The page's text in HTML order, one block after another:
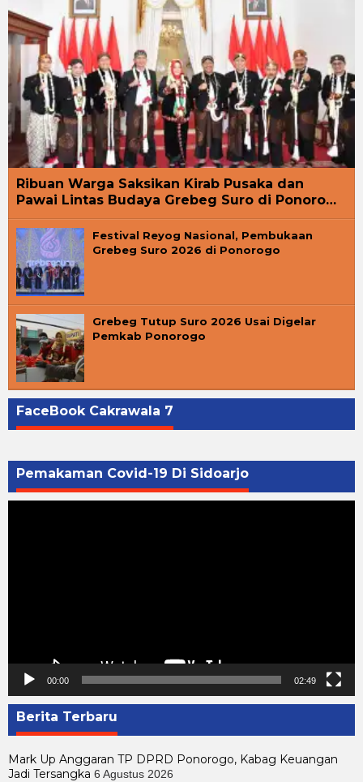
Ribuan Warga Saksikan Kirab Pusaka dan
Pawai Lintas Budaya Grebeg Suro di Ponoro…
Festival Reyog Nasional, Pembukaan
Grebeg Suro 2026 di Ponorogo
Grebeg Tutup Suro 2026 Usai Digelar
Pemkab Ponorogo
FaceBook Cakrawala 7
Pemakaman Covid-19 Di Sidoarjo
00:00 02:49
Berita Terbaru
Mark Up Anggaran TP DPRD Ponorogo, Kabag Keuangan
Jadi Tersangka 6 Agustus 2026